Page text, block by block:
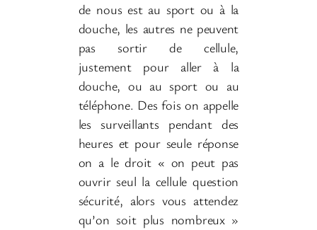
de nous est au sport ou à la
douche, les autres ne peuvent
pas sortir de cellule,
justement pour aller à la
douche, ou au sport ou au
téléphone. Des fois on appelle
les surveillants pendant des
heures et pour seule réponse
on a le droit « on peut pas
ouvrir seul la cellule question
sécurité, alors vous attendez
qu’on soit plus nombreux »